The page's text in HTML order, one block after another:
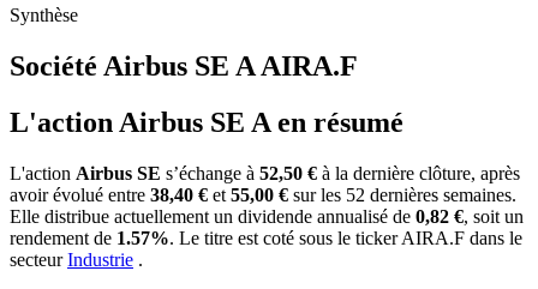
Synthèse
Société Airbus SE A AIRA.F
L'action Airbus SE A en résumé
L'action Airbus SE s’échange à 52,50 € à la dernière clôture, après
avoir évolué entre 38,40 € et 55,00 € sur les 52 dernières semaines.
Elle distribue actuellement un dividende annualisé de 0,82 €, soit un
rendement de 1.57%. Le titre est coté sous le tickerAIRA.F dans le
secteurIndustrie .